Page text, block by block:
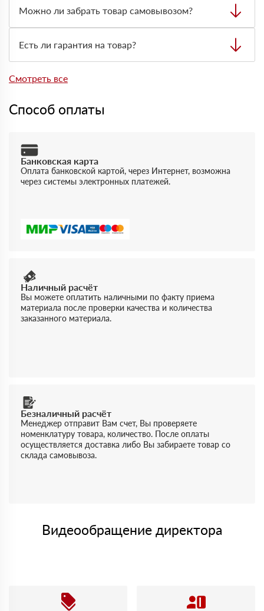
Стоимость и сроки зависят от адреса, объёма заказа,
типа материала и нужной техники для разгрузки.
Можно ли забрать товар самовывозом?
только по предварительно оформленной заявке через
менеджера.
Есть ли гарантия на товар?
отгрузке можно получить документы, подтверждающие
Смотреть все
Способ оплаты
Банковская карта
Оплата банковской картой, через Интернет, возможна
через системы электронных платежей.
Наличный расчёт
Вы можете оплатить наличными по факту приема
материала после проверки качества и количества
заказанного материала.
Безналичный расчёт
Менеджер отправит Вам счет, Вы проверяете
номенклатуру товара, количество. После оплаты
осуществляется доставка либо Вы забираете товар со
склада самовывоза.
Видеообращение директора